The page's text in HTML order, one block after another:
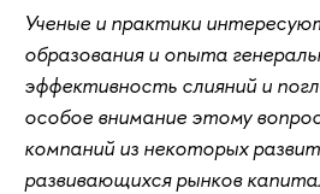
Ученые и практики
образования и опыта
эффективность слияний и
особое внимание этому
компаний из некоторых
развивающихся рынков